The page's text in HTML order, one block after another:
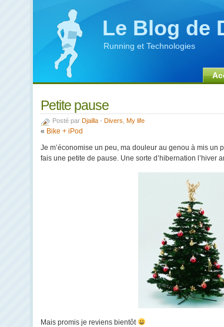
Le Blog de
Running et Technologies
Petite pause
Posté par Djailla - Divers My life
« Bike + iPod
Je m’économise un peu, ma douleur au genou à mis un
fais une petite de pause. Une sorte d’hibernation l’hiver
Mais promis je reviens bientôt